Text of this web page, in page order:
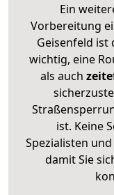
Ein
Vorbereitung
Geisenfeld ist
wichtig, eine
als auch
ist. Keine
Spezialisten
damit Sie